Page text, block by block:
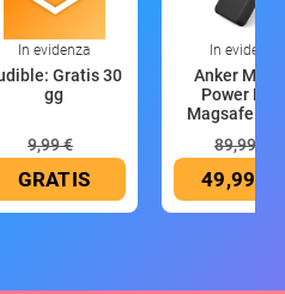
In evidenza
Gratis 30
gg
9,99 €
GRATIS
In evidenza
Anker
Power
Magsafe
89,99 €
49,99 €